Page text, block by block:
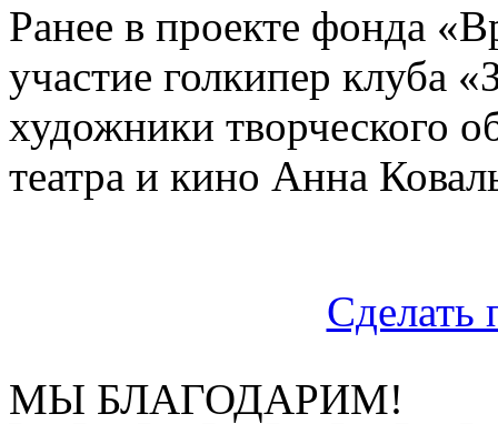
Ранее в проекте фонда
участие голкипер клуба
художники творческого
театра и кино Анна
Сделать
МЫ БЛАГОДАРИМ!